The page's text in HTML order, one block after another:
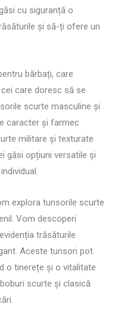
cu siguranță o
și să-ți ofere un
bărbați, care
care doresc să se
scurte masculine și
caracter și farmec
militare și texturate
găsi opțiuni versatile și
explora tunsorile scurte
Vom descoperi
trăsăturile
Aceste tunsori pot
o tinerețe și o vitalitate
scurte și clasică